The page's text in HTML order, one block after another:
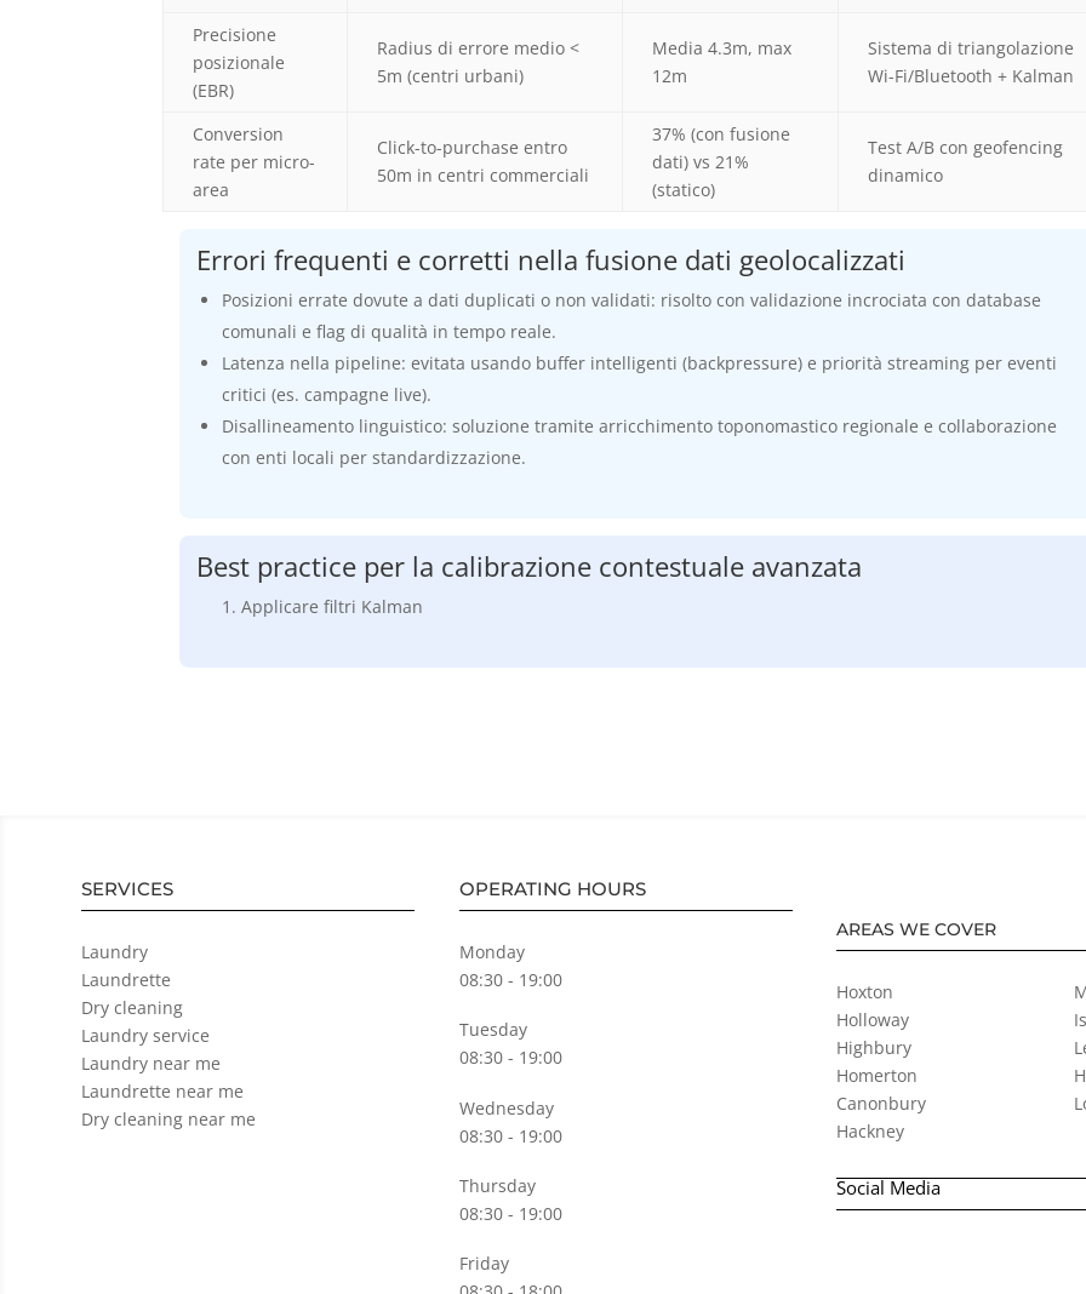
Precisione
posizionale
(EBR)
Radius di errore medio <
5m (centri urbani)
Media 4.3m, max
12m
Sistema di triangolazione
Wi-Fi/Bluetooth + Kalman
Conversion
rate per micro-
area
Click-to-purchase entro
50m in centri commerciali
37% (con fusione
dati) vs 21%
(statico)
Test A/B con geofencing
dinamico
Errori frequenti e corretti nella fusione dati geolocalizzati
Posizioni errate dovute a dati duplicati o non validati: risolto con validazione incrociata con database
comunali e flag di qualità in tempo reale.
Latenza nella pipeline: evitata usando buffer intelligenti (backpressure) e priorità streaming per eventi
critici (es. campagne live).
Disallineamento linguistico: soluzione tramite arricchimento toponomastico regionale e collaborazione
con enti locali per standardizzazione.
Best practice per la calibrazione contestuale avanzata
Applicare filtri Kalman
SERVICES
Laundry
Laundrette
Dry cleaning
Laundry service
Laundry near me
Laundrette near me
Dry cleaning near me
OPERATING HOURS
Monday
08:30 - 19:00
Tuesday
08:30 - 19:00
Wednesday
08:30 - 19:00
Thursday
08:30 - 19:00
Friday
AREAS WE COVER
Hoxton
Holloway
Highbury
Homerton
Canonbury
Hackney
Social Media